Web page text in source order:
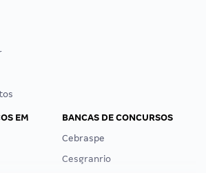
EM
BANCAS DE CONCURSOS
Cebraspe
Cesgranrio